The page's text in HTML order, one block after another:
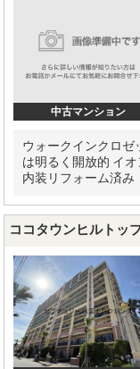
中古マンション
ウォークインクロゼ
は明るく開放的 イ
内装リフォーム済み
ココタウンヒルトッ